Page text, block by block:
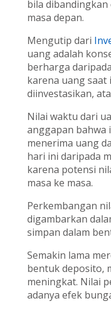
bila
masa depan.
Mengutip dari
uang adalah
berharga
karena uang saat
diinvestasikan,
Nilai waktu dari
anggapan bahwa
menerima uang
hari ini daripada
karena potensi
masa ke masa.
Perkembangan
digambarkan
simpan dalam
Semakin lama
bentuk deposito,
meningkat. Nilai
adanya efek